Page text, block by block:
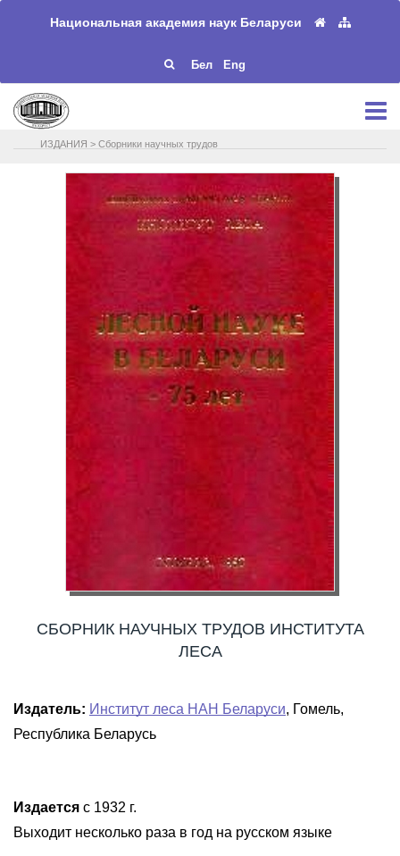
Национальная академия наук Беларуси
Бел Eng
ИЗДАНИЯ > Сборники научных трудов
СБОРНИК НАУЧНЫХ ТРУДОВ ИНСТИТУТА
ЛЕСА
Издатель: Институт леса НАН Беларуси, Гомель,
Республика Беларусь
Издается с 1932 г.
Выходит несколько раза в год на русском языке